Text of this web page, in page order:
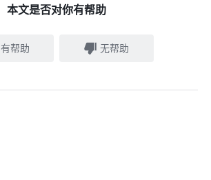
本文是否对你有帮助
有帮助 无帮助